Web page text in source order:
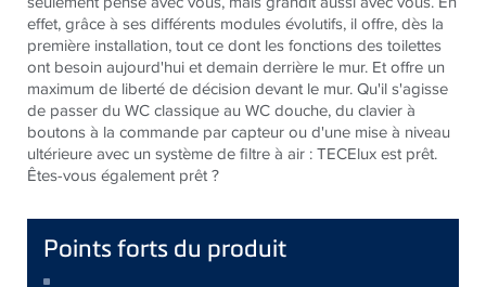
effet, grâce à ses différents modules évolutifs, il offre, dès la
première installation, tout ce dont les fonctions des toilettes
ont besoin aujourd'hui et demain derrière le mur. Et offre un
maximum de liberté de décision devant le mur. Qu'il s'agisse
de passer du WC classique au WC douche, du clavier à
boutons à la commande par capteur ou d'une mise à niveau
ultérieure avec un système de filtre à air : TECElux est prêt.
Êtes-vous également prêt ?
Points forts du produit